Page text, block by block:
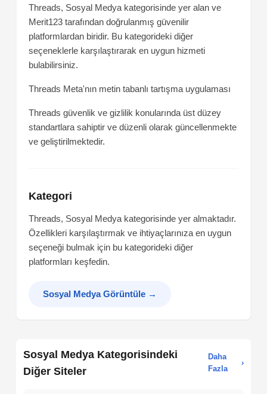
Threads, Sosyal Medya kategorisinde yer alan ve
Merit123 tarafından doğrulanmış güvenilir
platformlardan biridir. Bu kategorideki diğer
seçeneklerle karşılaştırarak en uygun hizmeti
bulabilirsiniz.
Threads Meta'nın metin tabanlı tartışma uygulaması
Threads güvenlik ve gizlilik konularında üst düzey
standartlara sahiptir ve düzenli olarak güncellenmekte
ve geliştirilmektedir.
Kategori
Threads, Sosyal Medya kategorisinde yer almaktadır.
Özellikleri karşılaştırmak ve ihtiyaçlarınıza en uygun
seçeneği bulmak için bu kategorideki diğer
platformları keşfedin.
Sosyal Medya Görüntüle →
Sosyal Medya Kategorisindeki
Diğer Siteler
Daha
Fazla
›